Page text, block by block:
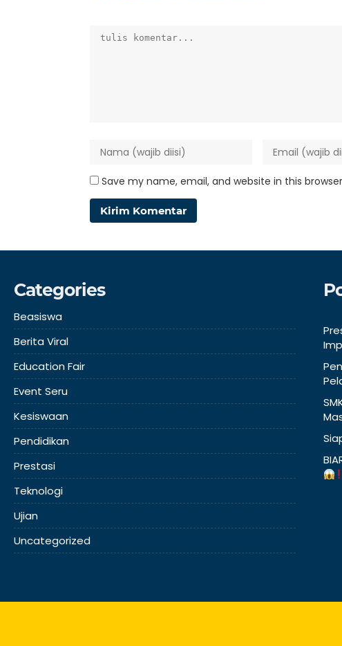
Save my name, email, and website in this
Categories
Beasiswa
Berita Viral
Education Fair
Event Seru
Kesiswaan
Pendidikan
Prestasi
Teknologi
Ujian
Uncategorized